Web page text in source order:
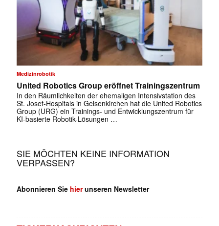
Medizinrobotik
United Robotics Group eröffnet Trainingszentrum
In den Räumlichkeiten der ehemaligen Intensivstation des
St. Josef-Hospitals in Gelsenkirchen hat die United Robotics
Group (URG) ein Trainings- und Entwicklungszentrum für
KI-basierte Robotik-Lösungen …
SIE MÖCHTEN KEINE INFORMATION
VERPASSEN?
Abonnieren Sie hierunseren Newsletter